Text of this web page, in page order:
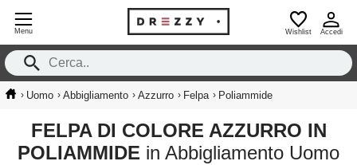
Menu Wishlist Accedi
› Uomo › Abbigliamento › Azzurro › Felpa › Poliammide
FELPA DI COLORE AZZURRO IN
POLIAMMIDE in Abbigliamento Uomo